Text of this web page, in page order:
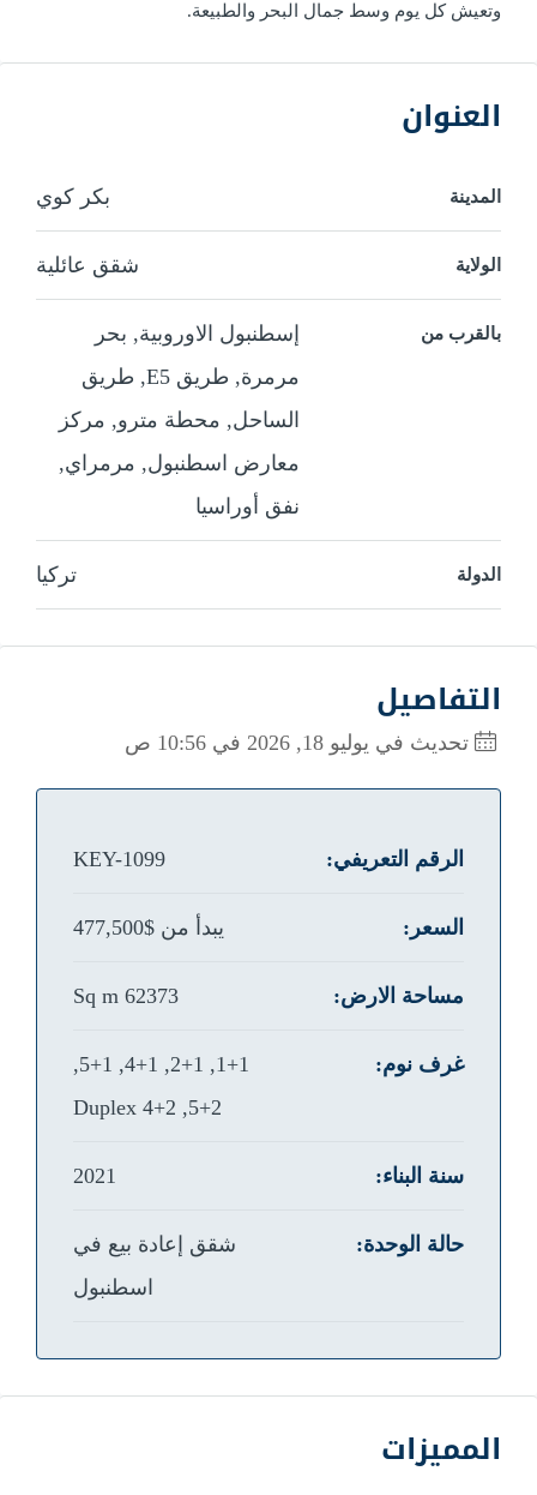
وتعيش كل يوم وسط جمال البحر والطبيعة.
العنوان
المدينة بكر كوي
الولاية شقق عائلية
بالقرب من
إسطنبول الاوروبية, بحر
مرمرة, طريق E5, طريق
الساحل, محطة مترو, مركز
معارض اسطنبول, مرمراي,
نفق أوراسيا
الدولة تركيا
التفاصيل
تحديث في يوليو 18, 2026 في 10:56 ص
الرقم التعريفي: KEY-1099
السعر: يبدأ من $477,500
مساحة الارض: 62373 Sq m
غرف نوم:
1+1, 2+1, 4+1, 5+1,
5+2, 4+2 Duplex
سنة البناء: 2021
حالة الوحدة:
شقق إعادة بيع في
اسطنبول
المميزات